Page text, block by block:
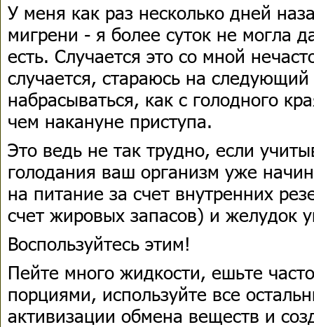
У меня как раз несколько дней
мигрени - я более суток не могла
есть. Случается это со мной
случается, стараюсь на
набрасываться, как с голодного
чем накануне приступа.
Это ведь не так трудно, если
голодания ваш организм уже
на питание за счет внутренних
счет жировых запасов) и желудок
Воспользуйтесь этим!
Пейте много жидкости, ешьте
порциями, используйте все
активизации обмена веществ и